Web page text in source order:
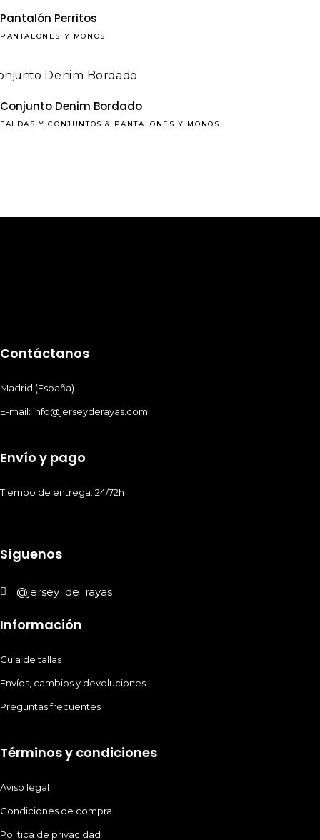
Pantalón Perritos
PANTALONES Y MONOS
Conjunto Denim Bordado
FALDAS Y CONJUNTOS & PANTALONES Y MONOS
Contáctanos
Madrid (España)
E-mail: info@jerseyderayas.com
Envío y pago
Tiempo de entrega: 24/72h
Síguenos
@jersey_de_rayas
Información
Guía de tallas
Envíos, cambios y devoluciones
Preguntas frecuentes
Términos y condiciones
Aviso legal
Condiciones de compra
Política de privacidad